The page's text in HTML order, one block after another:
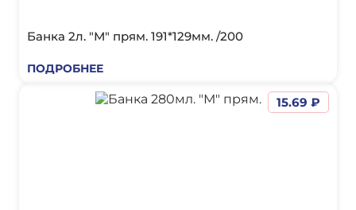
Банка 2л. "М" прям. 191*129мм. /200
ПОДРОБНЕЕ
15.69 ₽